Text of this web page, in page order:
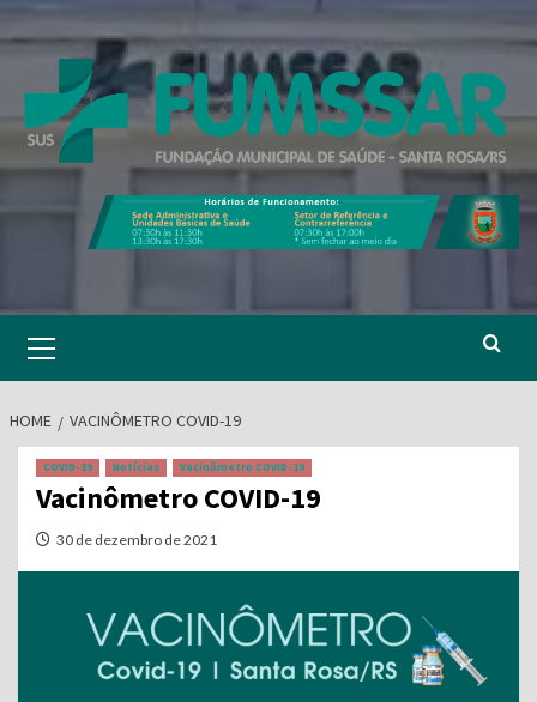
to
Menu
HOME VACINÔMETRO COVID-19
COVID-19 Notícias Vacinômetro COVID-19
Vacinômetro COVID-19
30 de dezembro de 2021